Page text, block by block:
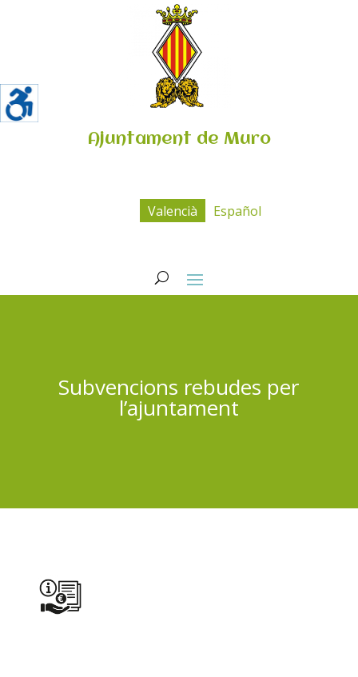
Ajuntament de Muro
Valencià Español
Subvencions rebudes per
l’ajuntament